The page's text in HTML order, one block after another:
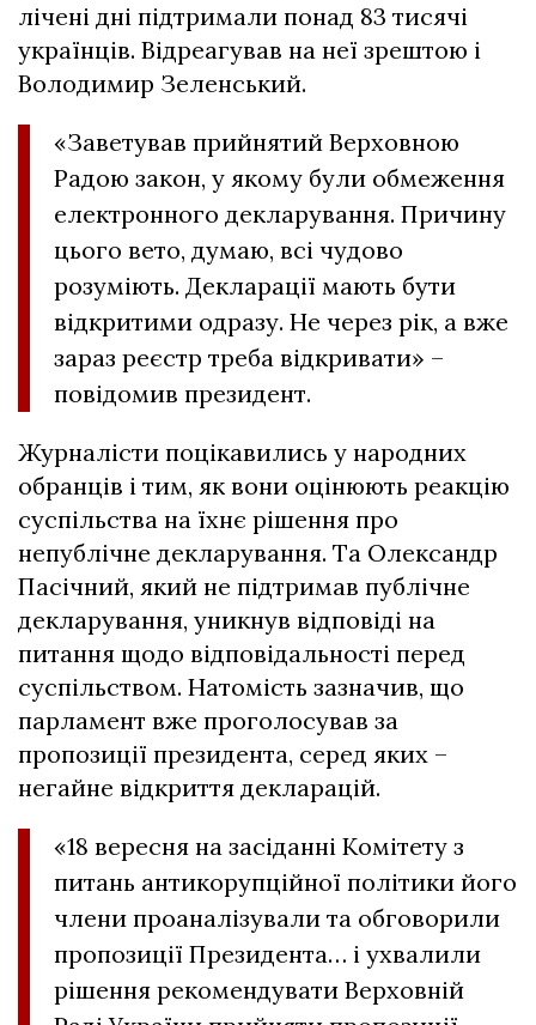
лічені дні підтримали понад 83 тисячі
українців. Відреагував на неї зрештою і
Володимир Зеленський.
«Заветував прийнятий Верховною
Радою закон, у якому були обмеження
електронного декларування. Причину
цього вето, думаю, всі чудово
розуміють. Декларації мають бути
відкритими одразу. Не через рік, а вже
зараз реєстр треба відкривати» –
повідомив президент.
Журналісти поцікавились у народних
обранців і тим, як вони оцінюють реакцію
суспільства на їхнє рішення про
непублічне декларування. Та Олександр
Пасічний, який не підтримав публічне
декларування, уникнув відповіді на
питання щодо відповідальності перед
суспільством. Натомість зазначив, що
парламент вже проголосував за
пропозиції президента, серед яких –
негайне відкриття декларацій.
«18 вересня на засіданні Комітету з
питань антикорупційної політики його
члени проаналізували та обговорили
пропозиції Президента… і ухвалили
рішення рекомендувати Верховній